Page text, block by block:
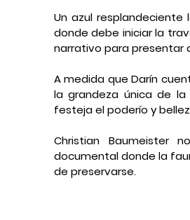
Un azul resplandeciente
donde debe iniciar la
narrativo para presentar
A medida que Darín
la grandeza única de
festeja el poderío y
Christian Baumeister
documental donde la
de preservarse.